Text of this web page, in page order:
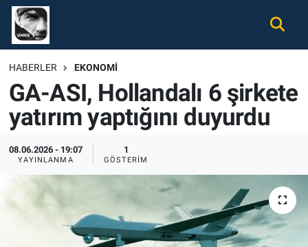
HABERLER EKONOMI
GA-ASI, Hollandalı 6 şirkete
yatırım yaptığını duyurdu
08.06.2026 - 19:07
YAYINLANMA
1
GÖSTERIM
Gündem
Ekonomi
Spor
Magazin
Tüm Haberler
İletişim
Nöbetçi Eczaneler
Hava Durumu
Namaz Vakitleri
Trafik Durumu
Süper Lig Puan Durumu ve Fikstür
Tüm Manşetler